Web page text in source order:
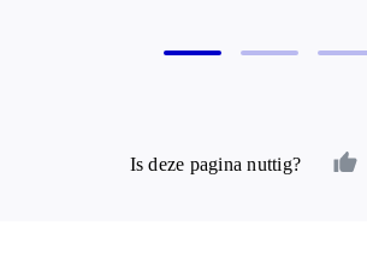
Is deze pagina nuttig?